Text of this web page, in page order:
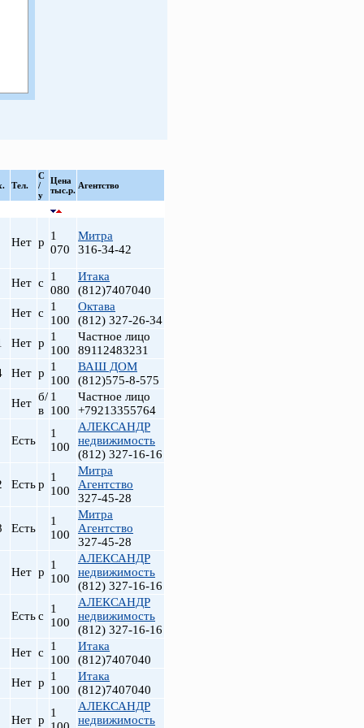
Тел.
С
/
у
Цена
тыс.р. Агентство
Нет р 1
070
Митра
316-34-42
Нет с
1
080
Итака
(812)7407040
Нет с
1
100
Октава
(812) 327-26-34
Нет р 1
100
Частное лицо
89112483231
Нет р 1
100
ВАШ ДОМ
(812)575-8-575
Нет б/
в
1
100
Частное лицо
+79213355764
Есть
1
100
АЛЕКСАНДР
недвижимость
(812) 327-16-16
Естьр
1
100
Митра
Агентство
327-45-28
Есть
1
100
Митра
Агентство
327-45-28
Нет р
1
100
АЛЕКСАНДР
недвижимость
(812) 327-16-16
Естьс
1
100
АЛЕКСАНДР
недвижимость
(812) 327-16-16
Нет с
1
100
Итака
(812)7407040
Нет р 1
100
Итака
(812)7407040
Нет р
1
АЛЕКСАНДР
недвижимость